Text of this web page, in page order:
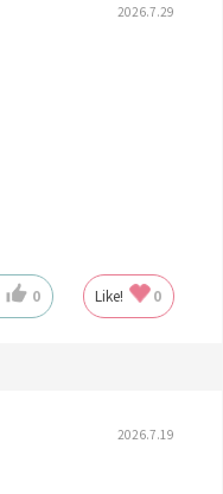
2026.7.29
0 Like! 0
2026.7.19